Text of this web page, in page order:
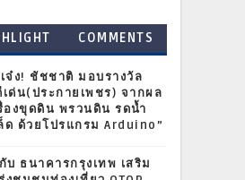
COMMENTS
จ๋ง! ชัชชาติ มอบรางวัล
เด่น(ประกายเพชร) จากผล
องขุดดิน พรวนดิน รดน้ำ
ด ด้วยโปรแกรม Arduino”
บ ธนาคารกรุงเทพ เสริม